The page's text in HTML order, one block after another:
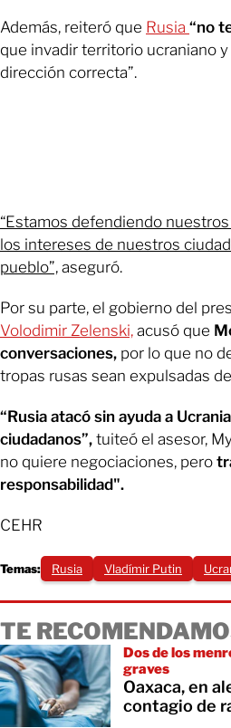
Además, reiteró que Rusia “no
que invadir territorio ucraniano
dirección correcta”.
“Estamos defendiendo
los intereses de nuestros
pueblo”, aseguró.
Por su parte, el gobierno del
Volodimir Zelenski, acusó que
conversaciones, por lo que no
tropas rusas sean expulsadas
“Rusia atacó sin ayuda a
ciudadanos”, tuiteó el asesor,
no quiere negociaciones, pero
responsabilidad".
CEHR
Temas: Rusia Vladímir Putin
TE
Dos de los
graves
Oaxaca, en
contagio de